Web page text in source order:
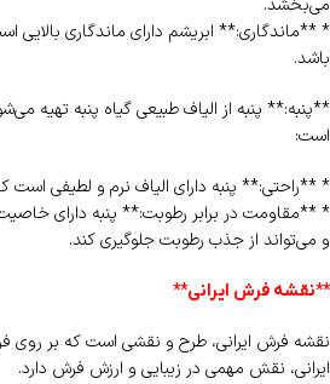
می‌بخشد.
* **ماندگاری:** ابریشم دارای ماندگاری بالایی
باشد.
**پنبه:** پنبه از الیاف طبیعی گیاه پنبه تهیه
است:
* **راحتی:** پنبه دارای الیاف نرم و لطیفی است
* **مقاومت در برابر رطوبت:** پنبه دارای
و می‌تواند از جذب رطوبت جلوگیری کند.
**نقشه فرش ایرانی**
نقشه فرش ایرانی، طرح و نقشی است که بر
ایرانی، نقش مهمی در زیبایی و ارزش فرش دارد.